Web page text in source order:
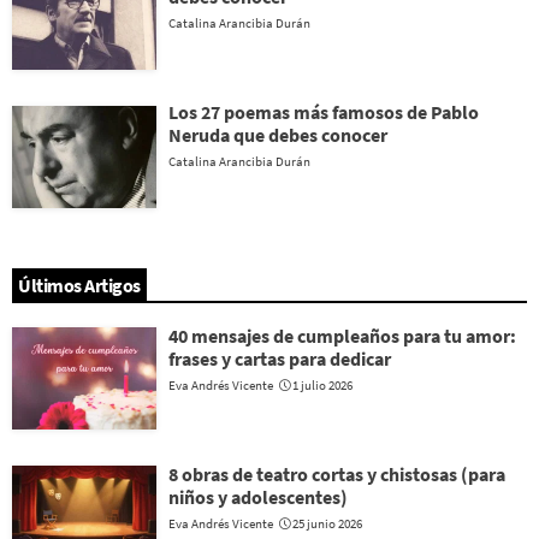
Catalina Arancibia Durán
Los 27 poemas más famosos de Pablo
Neruda que debes conocer
Catalina Arancibia Durán
Últimos Artigos
40 mensajes de cumpleaños para tu amor:
frases y cartas para dedicar
Eva Andrés Vicente 1 julio 2026
8 obras de teatro cortas y chistosas (para
niños y adolescentes)
Eva Andrés Vicente 25 junio 2026